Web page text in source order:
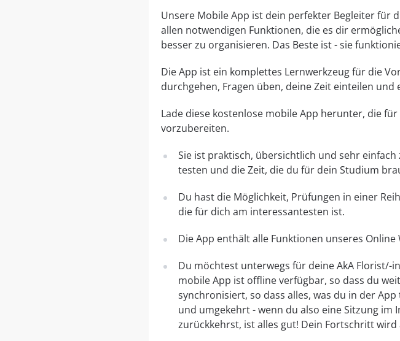
Unsere Mobile App ist dein perfekter Begleiter für
allen notwendigen Funktionen, die es dir
besser zu organisieren. Das Beste ist - sie
Die App ist ein komplettes Lernwerkzeug für die
durchgehen, Fragen üben, deine Zeit einteilen
Lade diese kostenlose mobile App herunter, die
vorzubereiten.
Sie ist praktisch, übersichtlich und sehr
testen und die Zeit, die du für dein Studium
Du hast die Möglichkeit, Prüfungen in einer
die für dich am interessantesten ist.
Die App enthält alle Funktionen unseres Online
Du möchtest unterwegs für deine AkA Florist/-
mobile App ist offline verfügbar, so dass du
synchronisiert, so dass alles, was du in der
und umgekehrt - wenn du also eine Sitzung
zurückkehrst, ist alles gut! Dein Fortschritt